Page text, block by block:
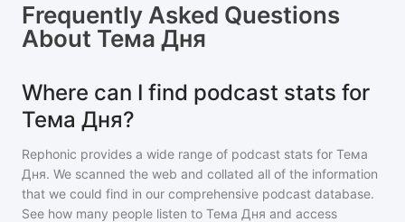
Frequently Asked Questions
About Тема Дня
Where can I find podcast stats for
Тема Дня?
Rephonic provides a wide range of podcast stats for Тема
Дня. We scanned the web and collated all of the information
that we could find in our comprehensive podcast database.
See how many people listen to Тема Дня and access